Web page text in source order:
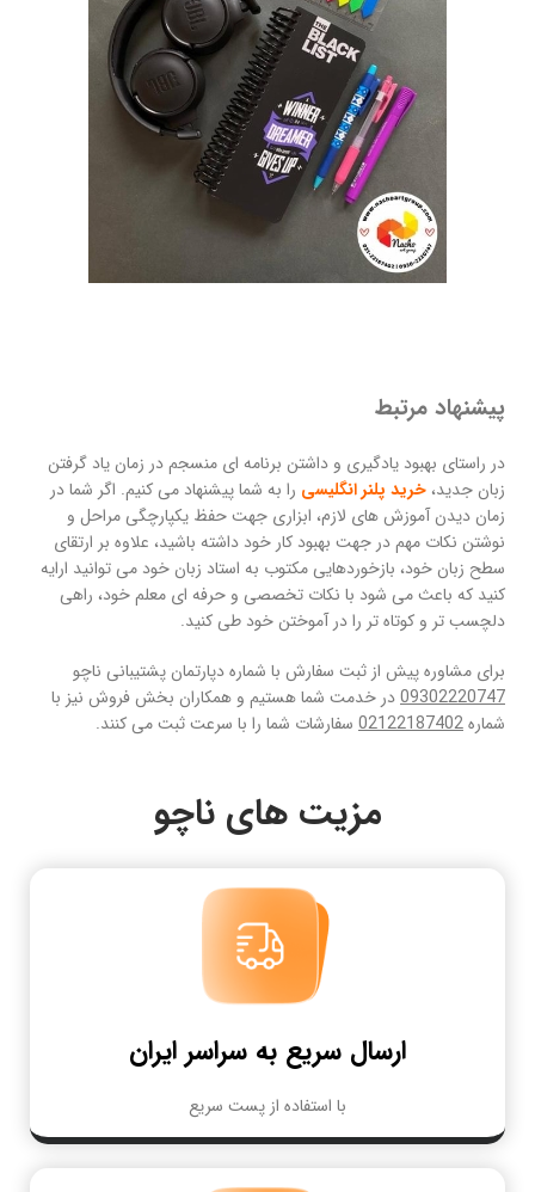
پیشنهاد مرتبط
در راستای بهبود یادگیری و داشتن برنامه ای منسجم در زمان یاد گرفتن
زبان جدید، خرید پلنر انگلیسی را به شما پیشنهاد می کنیم. اگر شما در
زمان دیدن آموزش های لازم،‌ ابزاری جهت حفظ یکپارچگی مراحل و
نوشتن نکات مهم در جهت بهبود کار خود داشته باشید، علاوه بر ارتقای
سطح زبان خود، بازخوردهایی مکتوب به استاد زبان خود می توانید ارایه
کنید که باعث می شود با نکات تخصصی و حرفه ای معلم خود، راهی
دلچسب تر و کوتاه تر را در آموختن خود طی کنید.
برای مشاوره پیش از ثبت سفارش با شماره دپارتمان پشتیبانی ناچو
09302220747در خدمت شما هستیم و همکاران بخش فروش نیز با
شماره02122187402 سفارشات شما را با سرعت ثبت می کنند.
مزیت های ناچو
ارسال سریع به سراسر ایران
با استفاده از پست سریع